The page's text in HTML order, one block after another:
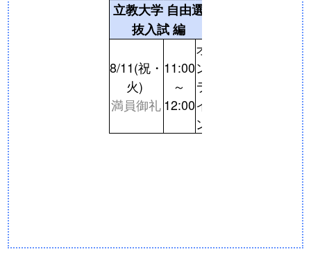
立教大学 自由選
抜入試 編
8/11(祝・
火)
満員御礼
11:00
～
12:00
オ
ン
ラ
イ
ン